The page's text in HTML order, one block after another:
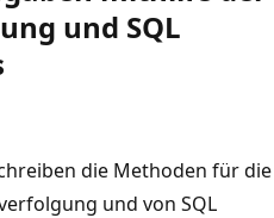
und SQL
die Methoden für die
und von SQL